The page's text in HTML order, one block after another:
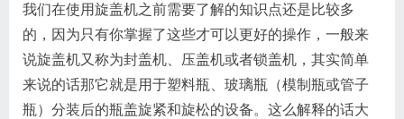
我们在使用旋盖机之前需要了解的知识点还是比较多
的，因为只有你掌握了这些才可以更好的操作，一般来
说旋盖机又称为封盖机、压盖机或者锁盖机，其实简单
来说的话那它就是用于塑料瓶、玻璃瓶（模制瓶或管子
瓶）分装后的瓶盖旋紧和旋松的设备。这么解释的话大